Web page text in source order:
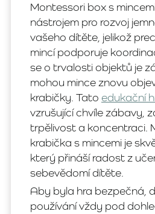
Montessori box s
nástrojem pro rozvoj
vašeho dítěte, jelikož
mincí podporuje
se o trvalosti objektů je
mohou mince znovu
krabičky. Tato edukační
vzrušující chvíle zábavy,
trpělivost a koncentraci.
krabička s mincemi je
který přináší radost z
sebevědomí dítěte.
Aby byla hra bezpečná,
používání vždy pod